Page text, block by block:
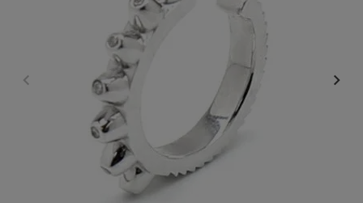
LOGIN / LOGOUT
GOLD COLOR｜
SILVER COLOR｜ シルバーカラー